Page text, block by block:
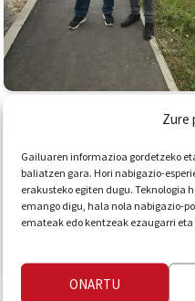
Zure
Gailuaren informazioa gordetzeko
baliatzen gara. Hori nabigazio-
erakusteko egiten dugu. Teknologia
emango digu, hala nola nabigazio-
emateak edo kentzeak ezaugarri
ONARTU